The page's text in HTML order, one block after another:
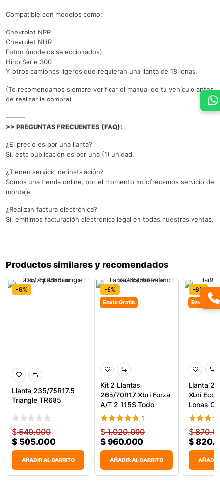
Compatible con modelos como:
Chevrolet NPR
Chevrolet NHR
Foton (modelos seleccionados)
Hino Serie 300
Y otros camiones ligeros que requieran una llanta de 18 lonas.
(Te recomendamos siempre verificar el manual de tu vehículo antes
de realizar la compra)
———
>> PREGUNTAS FRECUENTES (FAQ):
¿El precio es por una llanta?
Sí, esta publicación es por una (1) unidad.
¿Tienen servicio de instalación?
Somos una tienda online, por el momento no ofrecemos servicio de
montaje.
¿Realizan factura electrónica?
Sí, emitimos facturación electrónica legal en todas nuestras ventas.
Productos similares y recomendados
-6%
Llanta 235/75R17.5
Triangle TR685
$540.000
$ 505.000
AÑADIR AL CARRITO
-6%
Envío Gratis
Kit 2 Llantas
265/70R17 Xbri Forza
A/T 2 115S Todo
Terren
1
$1.020.000
$ 960.000
AÑADIR AL CARRITO
-6%
Envío
Llanta
Xbri
Lonas
$
$
AÑADIR